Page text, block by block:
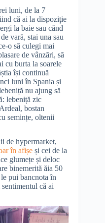
luni, de la 7
că ai la dispoziție
la baie sau când
vară, stai una sau
o să culegi mai
de vânzări, să
cu burta la soarele
își continuă
luni în Spania și
nu ajung să
lebeniță zic
bostan
semințe, oltenii
de hypermarket,
în afișe și cei de la
glumețe și deloc
binemerită ăia 50
pui bancnota în
că ai